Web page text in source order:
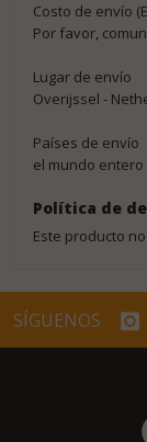
Costo de envío
Por favor,
Lugar de envío
Overijssel -
Países de envío
el mundo entero
Política de
Este producto
SÍGUENOS